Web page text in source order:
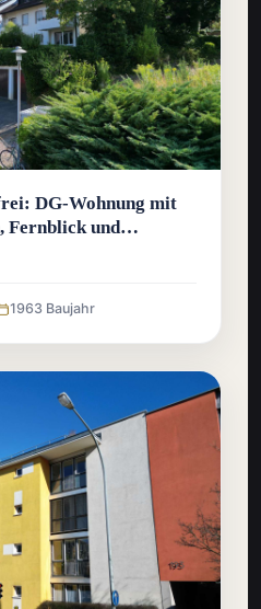
DG-Wohnung mit
Fernblick und
1963 Baujahr